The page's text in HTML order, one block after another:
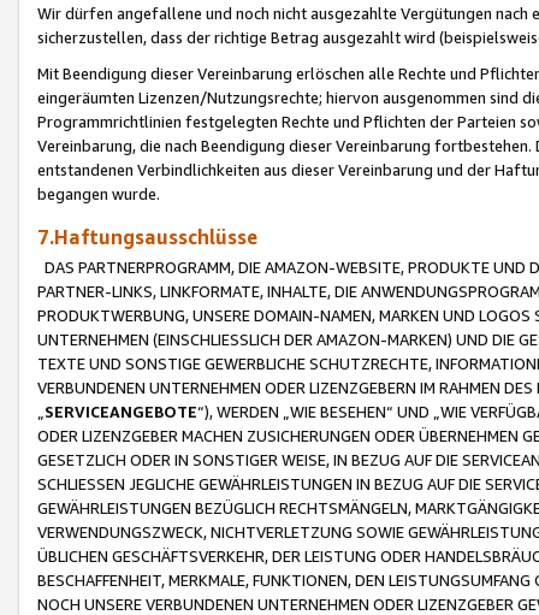
Wir dürfen angefallene und noch nicht ausgezahlte Vergütungen
sicherzustellen, dass der richtige Betrag ausgezahlt wird
Mit Beendigung dieser Vereinbarung erlöschen alle Rechte und
eingeräumten Lizenzen/Nutzungsrechte; hiervon ausgenommen sind
Programmrichtlinien festgelegten Rechte und Pflichten der Parteien
Vereinbarung, die nach Beendigung dieser Vereinbarung
entstandenen Verbindlichkeiten aus dieser Vereinbarung und der
begangen wurde.
7.Haftungsausschlüsse
DAS PARTNERPROGRAMM, DIE AMAZON-WEBSITE, PRODUKTE UND
PARTNER-LINKS, LINKFORMATE, INHALTE, DIE
PRODUKTWERBUNG, UNSERE DOMAIN-NAMEN, MARKEN UND
UNTERNEHMEN (EINSCHLIESSLICH DER AMAZON-MARKEN) UND DIE
TEXTE UND SONSTIGE GEWERBLICHE SCHUTZRECHTE,
VERBUNDENEN UNTERNEHMEN ODER LIZENZGEBERN IM RAHMEN
SERVICEANGEBOTE“), WERDEN „WIE BESEHEN“ UND „WIE
ODER LIZENZGEBER MACHEN ZUSICHERUNGEN ODER ÜBERNEHMEN
GESETZLICH ODER IN SONSTIGER WEISE, IN BEZUG AUF DIE
SCHLIESSEN JEGLICHE GEWÄHRLEISTUNGEN IN BEZUG AUF DIE
GEWÄHRLEISTUNGEN BEZÜGLICH RECHTSMÄNGELN,
VERWENDUNGSZWECK, NICHTVERLETZUNG SOWIE
ÜBLICHEN GESCHÄFTSVERKEHR, DER LEISTUNG ODER
BESCHAFFENHEIT, MERKMALE, FUNKTIONEN, DEN
NOCH UNSERE VERBUNDENEN UNTERNEHMEN ODER LIZENZGEBER